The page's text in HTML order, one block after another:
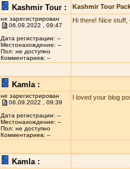
Kashmir Tour : Kashmir Tour
не зарегистрирован
06.09.2022 , 09:47
Дата регистрации: --
Местонахождение: --
Пол: не доступно
Комментариев: --
Hi there! Nice stuff,
Kamla :
не зарегистрирован
06.09.2022 , 09:39
Дата регистрации: --
Местонахождение: --
Пол: не доступно
Комментариев: --
I loved your blog
Kamla :